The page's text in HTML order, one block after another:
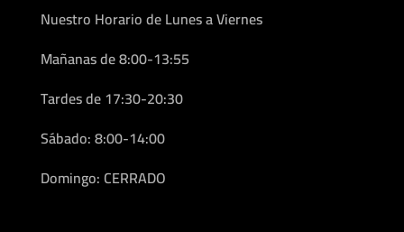
Nuestro Horario de Lunes a Viernes
Mañanas de8:00-13:55
Tardes de17:30-20:30
Sábado: 8:00-14:00
Domingo: CERRADO